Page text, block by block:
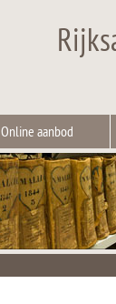
Online aanbod